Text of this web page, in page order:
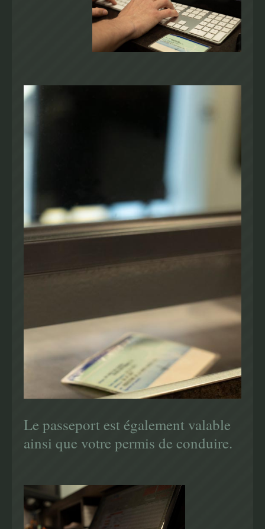
Le passeport est également valable
ainsi que votre permis de conduire.